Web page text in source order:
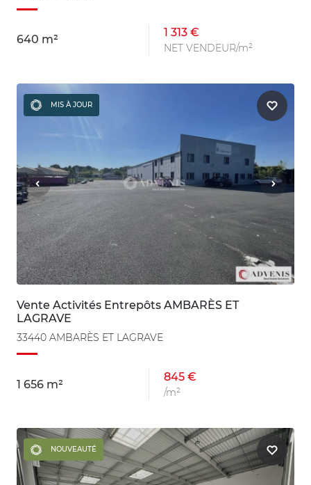
640 m²
1 313 €
NET VENDEUR/m²
MIS À JOUR
Vente Activités Entrepôts AMBARÈS ET
LAGRAVE
33440 AMBARÈS ET LAGRAVE
1 656 m²
845 €
/m²
NOUVEAUTÉ